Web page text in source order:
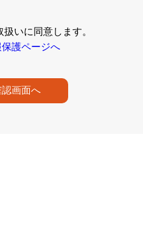
いに同意します。
護ページへ
画面へ